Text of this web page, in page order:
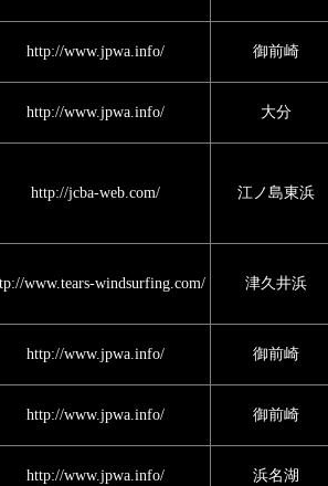
http://www.jpwa.info/ 御前崎
http://www.jpwa.info/ 大分
http://jcba-web.com/ 江ノ島東浜
www.tears-windsurfing.com/ 津久井浜
http://www.jpwa.info/ 御前崎
http://www.jpwa.info/ 御前崎
http://www.jpwa.info/ 浜名湖